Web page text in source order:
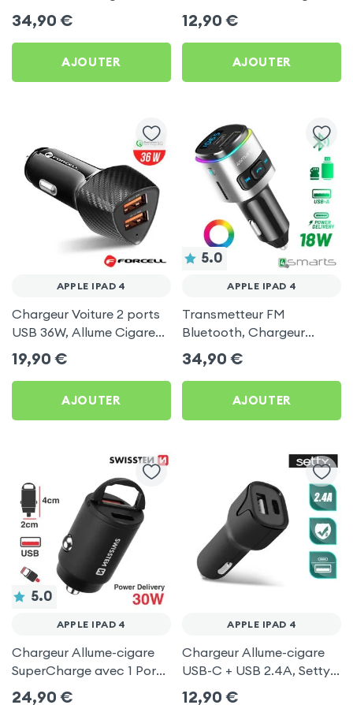
Allume-cigare, Muvit pour
Apple iPad 4
34,90 €
AJOUTER
Ultra Compact avec
Finition Métallisée - Blanc
12,90 €
AJOUTER
APPLE IPAD 4
Chargeur Voiture 2 ports
USB 36W, Allume Cigare
avec Finition Carbone
pour Apple iPad 4
19,90 €
AJOUTER
5.0
APPLE IPAD 4
Transmetteur FM
Bluetooth, Chargeur
Allume-Cigare USB / USB-
C, Kit Main Libre
Multifonction - 4smarts
34,90 €
AJOUTER
5.0
APPLE IPAD 4
Chargeur Allume-cigare
SuperCharge avec 1 Ports
USB et 1 Port USB-C - Noir
24,90 €
APPLE IPAD 4
Chargeur Allume-cigare
USB-C + USB 2.4A, Setty -
Noir pour Apple iPad 4
12,90 €